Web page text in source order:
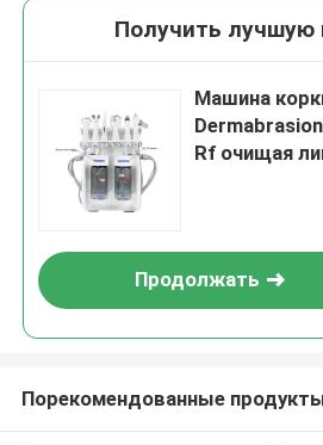
Получить лучшую
Машина
Rf очищая
Продолжать
Порекомендованные